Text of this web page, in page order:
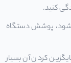
کنید.
شود، پوشش دستگاه
کردن آن بسیار